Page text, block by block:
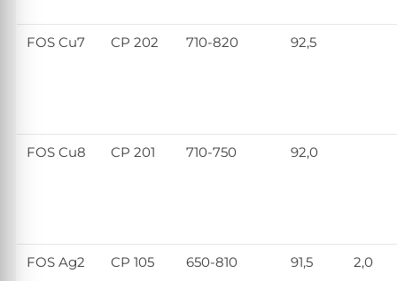
FOS Cu7 CP 202 710-820 92,5
FOS Cu8 CP 201 710-750 92,0
FOS Ag2 CP 105 650-810 91,5 2,0